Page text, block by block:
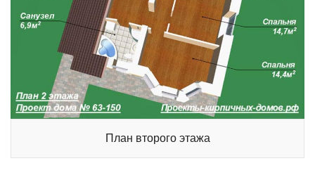
План второго этажа